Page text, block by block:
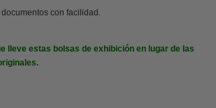
con facilidad.
lleve estas bolsas de exhibición en lugar de las